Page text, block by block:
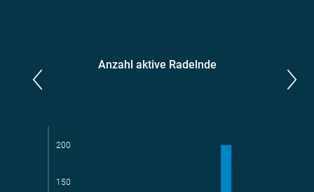
Anzahl aktive Radelnde
150
200